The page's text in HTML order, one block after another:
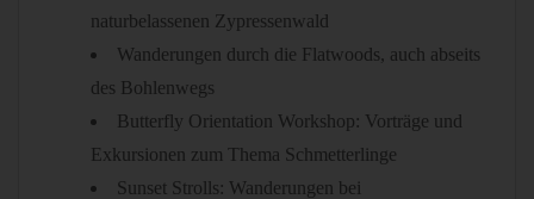
naturbelassenen Zypressenwald
Wanderungen durch die Flatwoods, auch abseits
des Bohlenwegs
Butterfly Orientation Workshop: Vorträge und
Exkursionen zum Thema Schmetterlinge
Sunset Strolls: Wanderungen bei